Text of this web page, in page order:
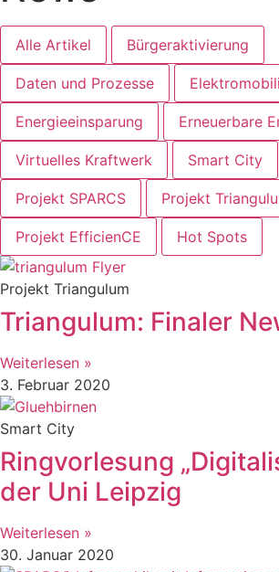
Alle Artikel Bürgeraktivierung
Daten und Prozesse
Energieeinsparung Erneuerbare
Virtuelles Kraftwerk Smart City
Projekt SPARCS Projekt
Projekt EfficienCE Hot Spots
Projekt Triangulum
Triangulum: Finaler
Weiterlesen »
3. Februar 2020
Smart City
Ringvorlesung
der Uni Leipzig
Weiterlesen »
30. Januar 2020